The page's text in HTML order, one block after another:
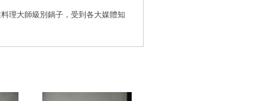
理大師級別鍋子，受到各大媒體知